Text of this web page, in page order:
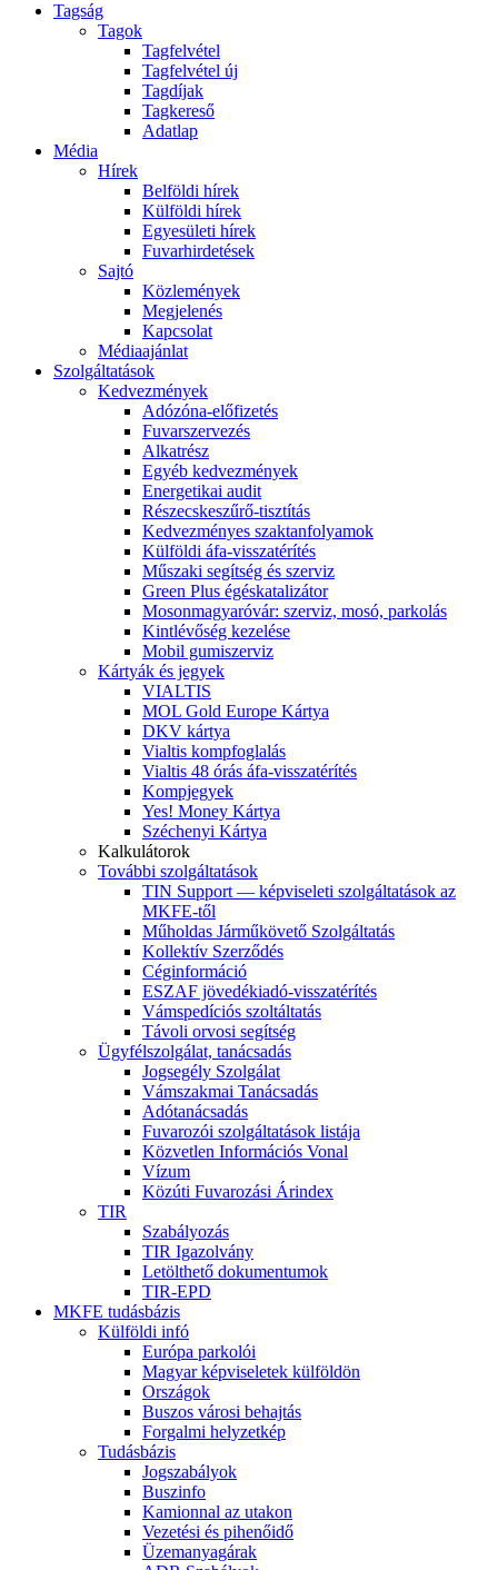
Tagság
Tagok
Tagfelvétel
Tagfelvétel új
Tagdíjak
Tagkereső
Adatlap
Média
Hírek
Belföldi hírek
Külföldi hírek
Egyesületi hírek
Fuvarhirdetések
Sajtó
Közlemények
Megjelenés
Kapcsolat
Médiaajánlat
Szolgáltatások
Kedvezmények
Adózóna-előfizetés
Fuvarszervezés
Alkatrész
Egyéb kedvezmények
Energetikai audit
Részecskeszűrő-tisztítás
Kedvezményes szaktanfolyamok
Külföldi áfa-visszatérítés
Műszaki segítség és szerviz
Green Plus égéskatalizátor
Mosonmagyaróvár: szerviz, mosó, parkolás
Kintlévőség kezelése
Mobil gumiszerviz
Kártyák és jegyek
VIALTIS
MOL Gold Europe Kártya
DKV kártya
Vialtis kompfoglalás
Vialtis 48 órás áfa-visszatérítés
Kompjegyek
Yes! Money Kártya
Széchenyi Kártya
Kalkulátorok
További szolgáltatások
TIN Support — képviseleti szolgáltatások az
MKFE-től
Műholdas Járműkövető Szolgáltatás
Kollektív Szerződés
Céginformáció
ESZAF jövedékiadó-visszatérítés
Vámspedíciós szoltáltatás
Távoli orvosi segítség
Ügyfélszolgálat, tanácsadás
Jogsegély Szolgálat
Vámszakmai Tanácsadás
Adótanácsadás
Fuvarozói szolgáltatások listája
Közvetlen Információs Vonal
Vízum
Közúti Fuvarozási Árindex
TIR
Szabályozás
TIR Igazolvány
Letölthető dokumentumok
TIR-EPD
MKFE tudásbázis
Külföldi infó
Európa parkolói
Magyar képviseletek külföldön
Országok
Buszos városi behajtás
Forgalmi helyzetkép
Tudásbázis
Jogszabályok
Buszinfo
Kamionnal az utakon
Vezetési és pihenőidő
Üzemanyagárak